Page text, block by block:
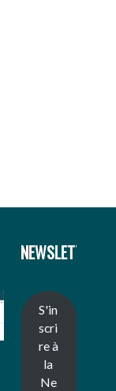
NEWSLETTER
S'in
scri
re à
la
Ne